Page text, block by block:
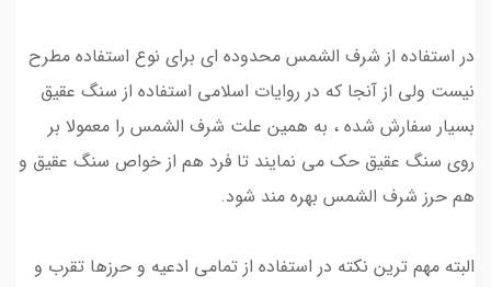
در استفاده از شرف الشمس محدوده ای برای نوع استفاده مطرح
نیست ولی از آنجا که در روایات اسلامی استفاده از سنگ عقیق
بسیار سفارش شده ، به همین علت شرف الشمس را معمولا بر
روی سنگ عقیق حک می نمایند تا فرد هم از خواص سنگ عقیق و
هم حرز شرف الشمس بهره مند شود.
البته مهم ترین نکته در استفاده از تمامی ادعیه و حرزها تقرب و